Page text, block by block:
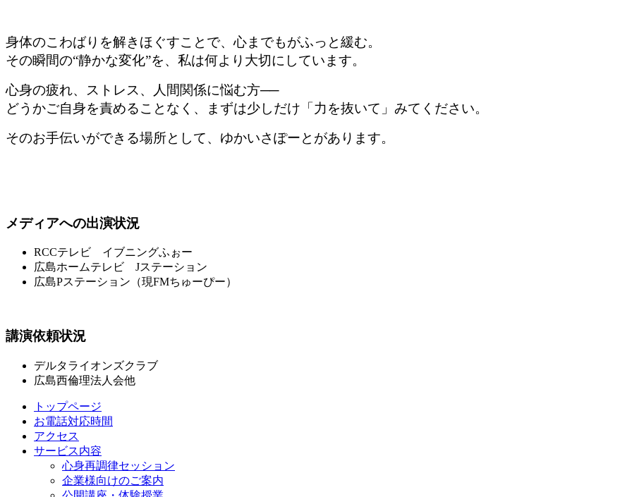
身体のこわばりを解きほぐすことで、心までもがふっと緩む。
その瞬間の“静かな変化”を、私は何より大切にしています。
心身の疲れ、ストレス、人間関係に悩む方──
どうかご自身を責めることなく、まずは少しだけ「力を抜いて」みてください。
そのお手伝いができる場所として、ゆかいさぽーとがあります。
メディアへの出演状況
RCCテレビ イブニングふぉー
広島ホームテレビ Jステーション
広島Pステーション（現FMちゅーぴー）
講演依頼状況
デルタライオンズクラブ
広島西倫理法人会他
トップページ
お電話対応時間
アクセス
サービス内容
心身再調律セッション
企業様向けのご案内